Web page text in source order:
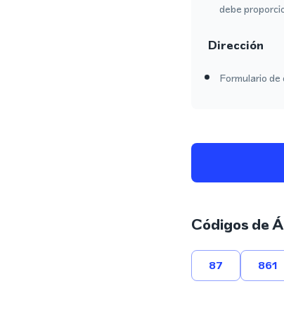
debe
Dirección
Formulario
Códigos de
87 861